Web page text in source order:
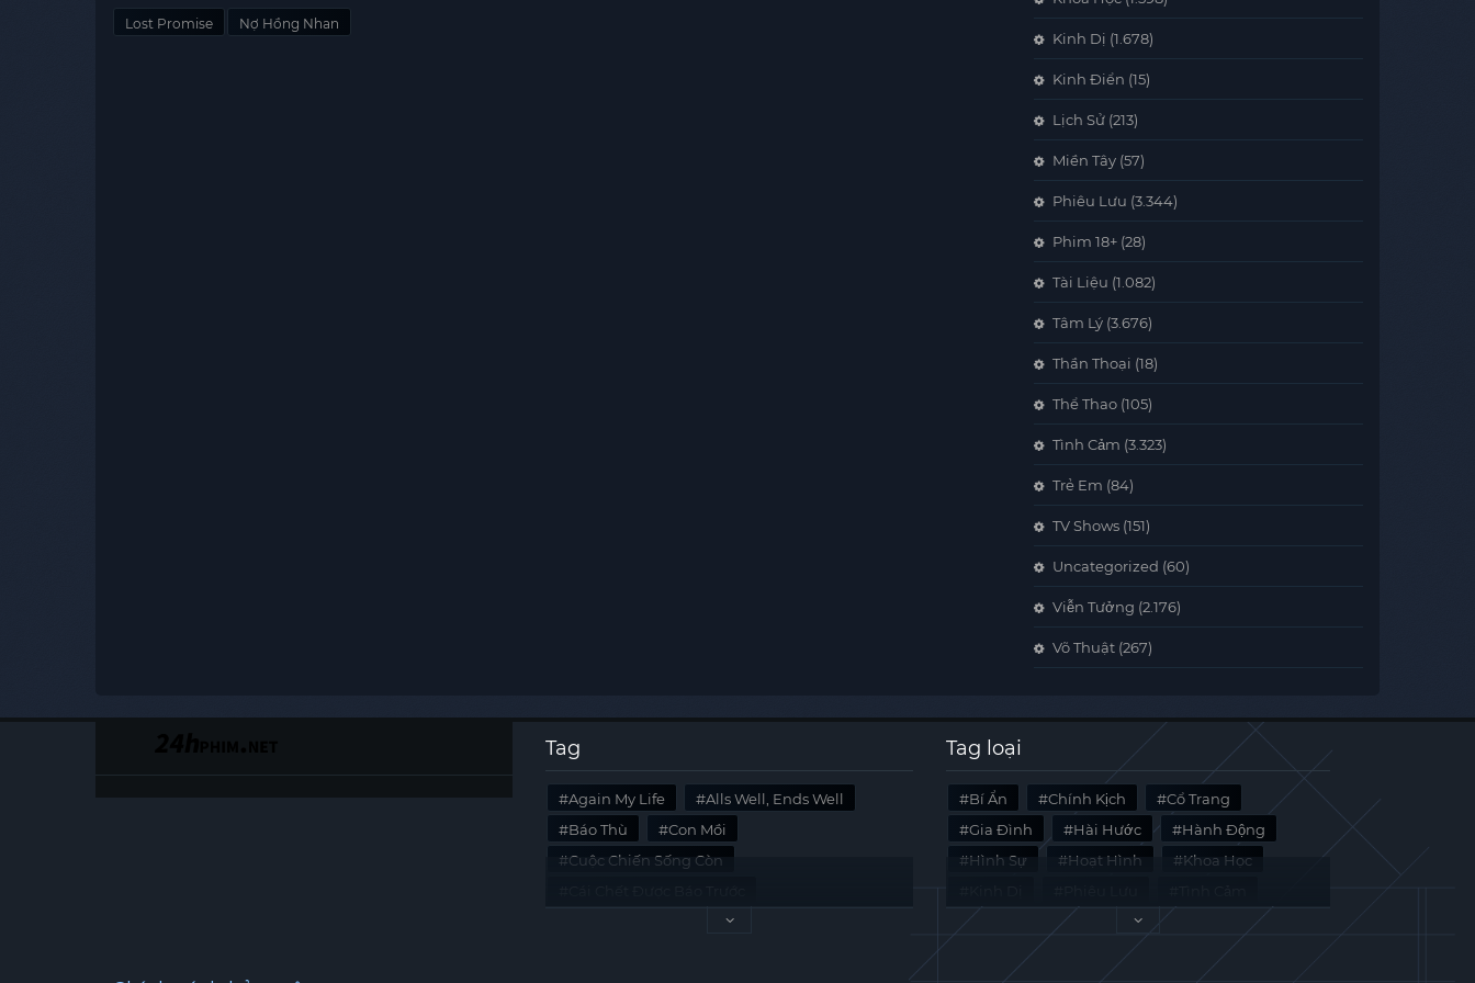
Lost Promise Nợ Hồng Nhan
Kinh Dị (1.678)
Kinh Điển (15)
Lịch Sử (213)
Miền Tây (57)
Phiêu Lưu (3.344)
Phim 18+ (28)
Tài Liệu (1.082)
Tâm Lý (3.676)
Thần Thoại (18)
Thể Thao (105)
Tình Cảm (3.323)
Trẻ Em (84)
TV Shows (151)
Uncategorized (60)
Viễn Tưởng (2.176)
Võ Thuật (267)
Tag
Again My Life
Alls Well, Ends Well
Báo Thù
Con Mồi
Cuộc Chiến Sống Còn
Last Summer
Tag loại
Bí Ẩn Chính Kịch
Cổ Trang
Gia Đình
Hài Hước
Hành Động
Hình Sự
Hoạt Hình
Khoa Học
Tài Liệu
Tâm Lý Viễn Tưởng